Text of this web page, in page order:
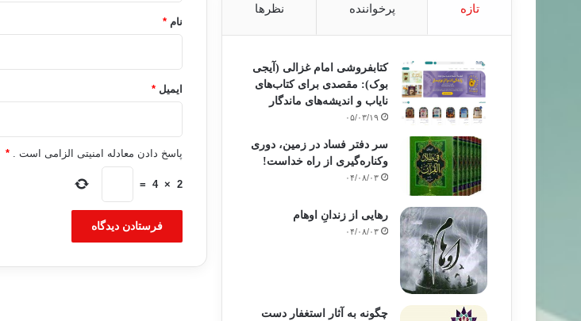
نام *
ایمیل *
پاسخ دادن معادله امنیتی الزامی است . *
2
×
4
=
تازه پرخواننده نظرها
کتابفروشی امام غزالی (آیجی
بوک): مقصدی برای کتاب‌های
نایاب و اندیشه‌های ماندگار
۰۵/۰۳/۱۹
سر دفتر فساد در زمین‌، دوری
وکناره‌گیری از راه خداست‌!
۰۴/۰۸/۰۳
رهایی از زندانِ اوهام
۰۴/۰۸/۰۳
چگونه به آثار استغفار دست